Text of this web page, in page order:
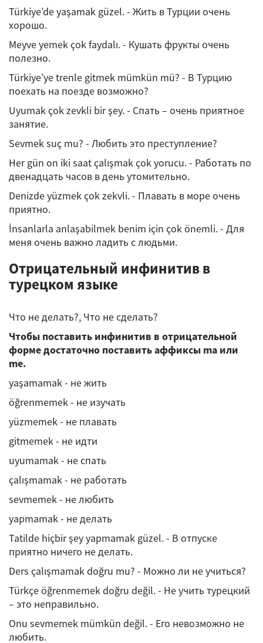
Türkiye’de yaşamak güzel. - Жить в Турции очень
хорошо.
Meyve yemek çok faydalı. - Кушать фрукты очень
полезно.
Türkiye’ye trenle gitmek mümkün mü? - В Турцию
поехать на поезде возможно?
Uyumak çok zevkli bir şey. - Спать – очень приятное
занятие.
Sevmek suç mu? - Любить это преступление?
Her gün on iki saat çalışmak çok yorucu. - Работать по
двенадцать часов в день утомительно.
Denizde yüzmek çok zekvli. - Плавать в море очень
приятно.
İnsanlarla anlaşabilmek benim için çok önemli. - Для
меня очень важно ладить с людьми.
Отрицательный инфинитив в
турецком языке
Что не делать?, Что не сделать?
Чтобы поставить инфинитив в отрицательной
форме достаточно поставить аффиксы ma или
me.
yaşamamak - не жить
öğrenmemek - не изучать
yüzmemek - не плавать
gitmemek - не идти
uyumamak - не спать
çalışmamak - не работать
sevmemek - не любить
yapmamak - не делать
Tatilde hiçbir şey yapmamak güzel. - В отпуске
приятно ничего не делать.
Ders çalışmamak doğru mu? - Можно ли не учиться?
Türkçe öğrenmemek doğru değil. - Не учить турецкий
– это неправильно.
Onu sevmemek mümkün değil. - Его невозможно не
любить.